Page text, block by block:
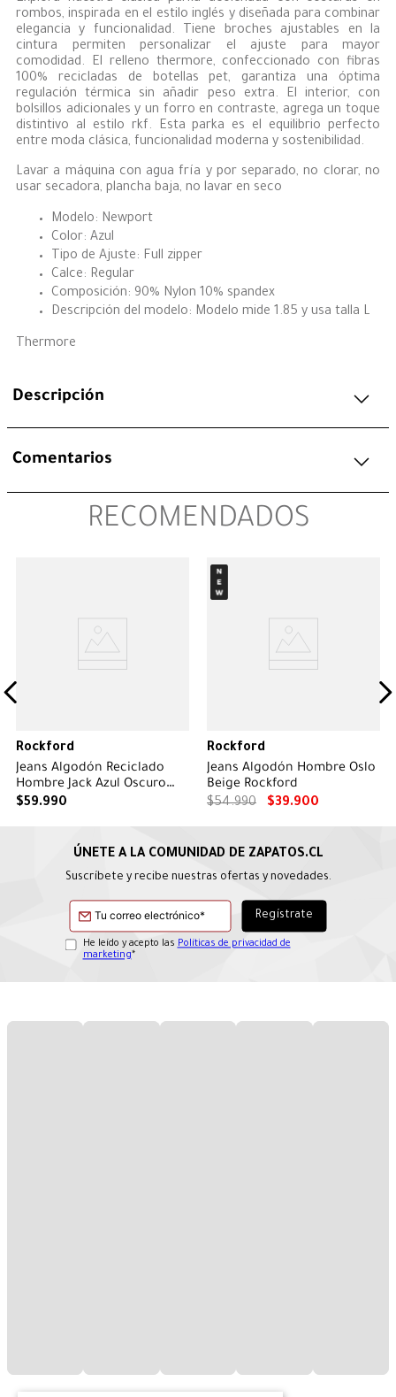
rombos, inspirada en el estilo inglés y diseñada para combinar
elegancia y funcionalidad. Tiene broches ajustables en la
cintura permiten personalizar el ajuste para mayor
comodidad. El relleno thermore, confeccionado con fibras
100% recicladas de botellas pet, garantiza una óptima
regulación térmica sin añadir peso extra. El interior, con
bolsillos adicionales y un forro en contraste, agrega un toque
distintivo al estilo rkf. Esta parka es el equilibrio perfecto
entre moda clásica, funcionalidad moderna y sostenibilidad.
Lavar a máquina con agua fría y por separado, no clorar, no
usar secadora, plancha baja, no lavar en seco
Modelo: Newport
Color: Azul
Tipo de Ajuste: Full zipper
Calce: Regular
Composición: 90% Nylon 10% spandex
Descripción del modelo: Modelo mide 1.85 y usa talla L
Thermore
Descripción
Comentarios
RECOMENDADOS
Rockford
Jeans Algodón Reciclado
Hombre Jack Azul Oscuro
Rockford
$59.990
Rockford
Jeans Algodón Hombre Oslo
Beige Rockford
$54.990 $39.900
Suscríbete y recibe nuestras ofertas y novedades.
He leído y acepto las Políticas de privacidad de
marketing*